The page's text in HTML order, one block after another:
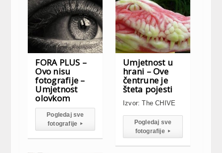
FORA PLUS –
Ovo nisu
fotografije –
Umjetnost
olovkom
Pogledaj sve
fotografije▸
Umjetnost u
hrani – Ove
čentrune je
šteta pojesti
Izvor: The CHIVE
Pogledaj sve
fotografije▸